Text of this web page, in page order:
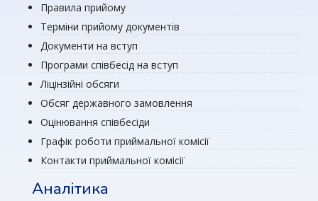
Правила прийому
Терміни прийому документів
Документи на вступ
Програми співбесід на вступ
Ліцінзійні обсяги
Обсяг державного замовлення
Оцінювання співбесіди
Графік роботи приймальної комісії
Контакти приймальної комісії
Аналітика